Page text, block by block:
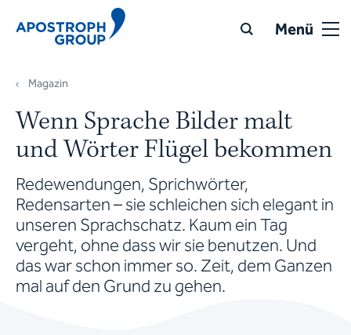
Menü
Magazin
Wenn Sprache Bilder malt
und Wörter Flügel bekommen
Redewendungen, Sprichwörter,
Redensarten – sie schleichen sich elegant in
unseren Sprachschatz. Kaum ein Tag
vergeht, ohne dass wir sie benutzen. Und
das war schon immer so. Zeit, dem Ganzen
mal auf den Grund zu gehen.